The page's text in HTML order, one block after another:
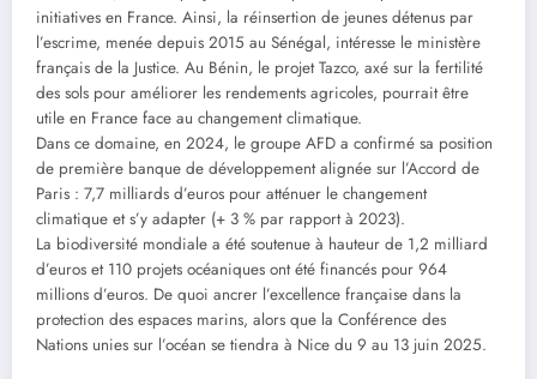
initiatives en France. Ainsi, la réinsertion de jeunes détenus par
l’escrime, menée depuis 2015 au Sénégal, intéresse le ministère
français de la Justice. Au Bénin, le projet Tazco, axé sur la fertilité
des sols pour améliorer les rendements agricoles, pourrait être
utile en France face au changement climatique.
Dans ce domaine, en 2024, le groupe AFD a confirmé sa position
de première banque de développement alignée sur l’Accord de
Paris : 7,7 milliards d’euros pour atténuer le changement
climatique et s’y adapter (+ 3 % par rapport à 2023).
La biodiversité mondiale a été soutenue à hauteur de 1,2 milliard
d’euros et 110 projets océaniques ont été financés pour 964
millions d’euros. De quoi ancrer l’excellence française dans la
protection des espaces marins, alors que la Conférence des
Nations unies sur l’océan se tiendra à Nice du 9 au 13 juin 2025.